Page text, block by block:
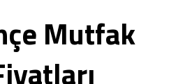
Mutfak